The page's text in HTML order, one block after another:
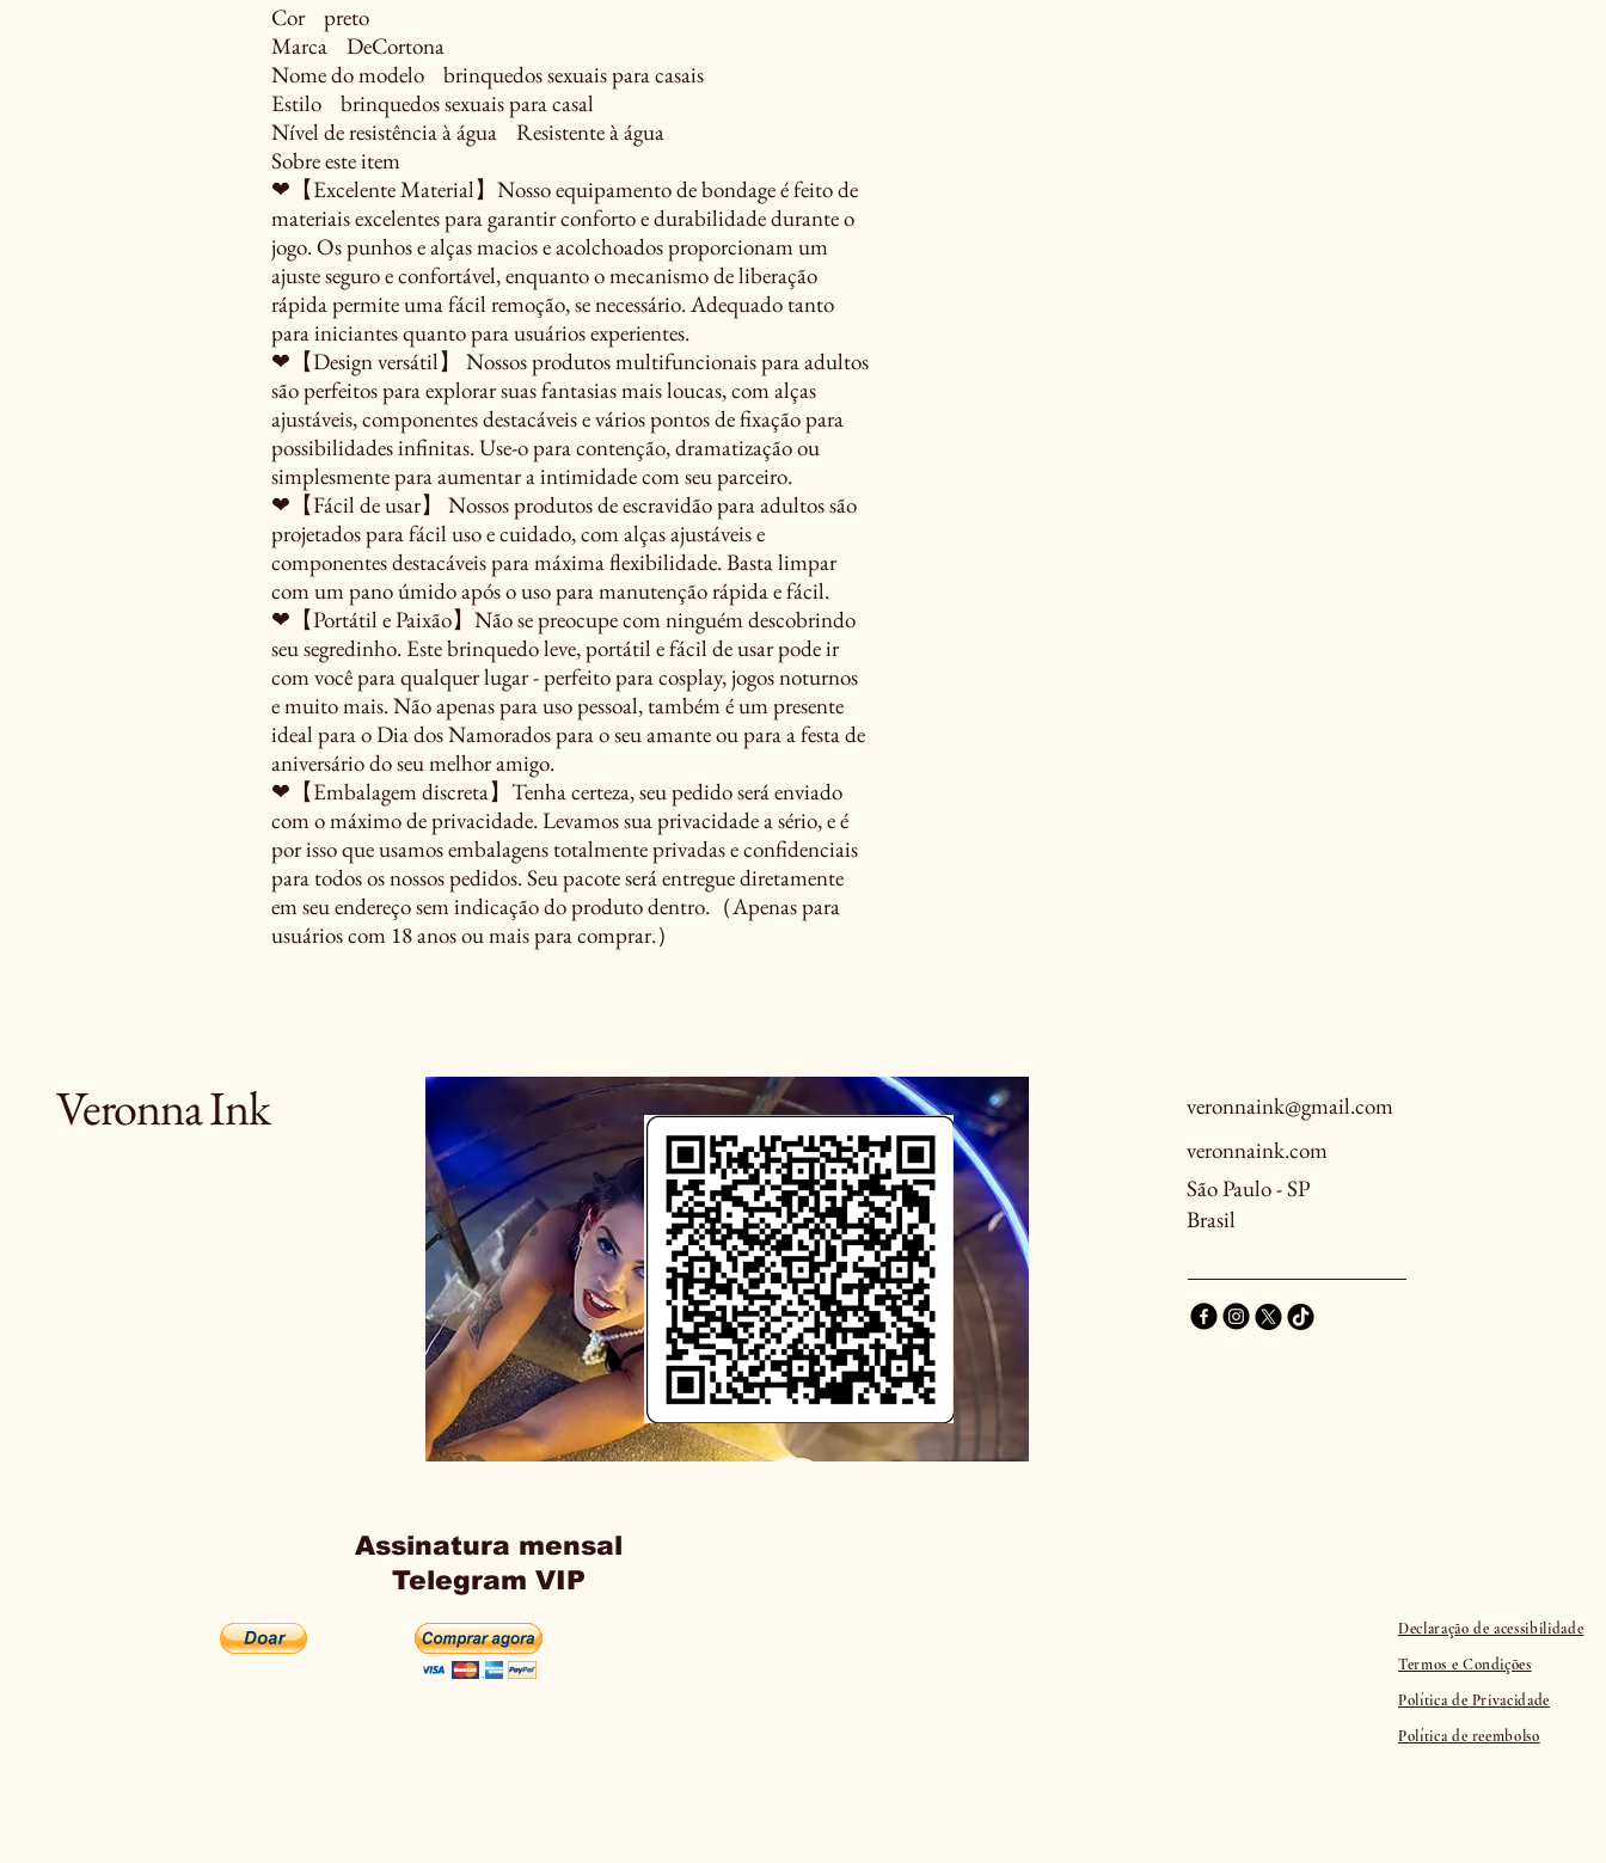
Cor preto
Marca DeCortona
Nome do modelo brinquedos sexuais para casais
Estilo brinquedos sexuais para casal
Nível de resistência à água Resistente à água
Sobre este item
❤【Excelente Material】Nosso equipamento de bondage é feito de
materiais excelentes para garantir conforto e durabilidade durante o
jogo. Os punhos e alças macios e acolchoados proporcionam um
ajuste seguro e confortável, enquanto o mecanismo de liberação
rápida permite uma fácil remoção, se necessário. Adequado tanto
para iniciantes quanto para usuários experientes.
❤【Design versátil】 Nossos produtos multifuncionais para adultos
são perfeitos para explorar suas fantasias mais loucas, com alças
ajustáveis, componentes destacáveis e vários pontos de fixação para
possibilidades infinitas. Use-o para contenção, dramatização ou
simplesmente para aumentar a intimidade com seu parceiro.
❤【Fácil de usar】 Nossos produtos de escravidão para adultos são
projetados para fácil uso e cuidado, com alças ajustáveis e
componentes destacáveis para máxima flexibilidade. Basta limpar
com um pano úmido após o uso para manutenção rápida e fácil.
❤【Portátil e Paixão】Não se preocupe com ninguém descobrindo
seu segredinho. Este brinquedo leve, portátil e fácil de usar pode ir
com você para qualquer lugar - perfeito para cosplay, jogos noturnos
e muito mais. Não apenas para uso pessoal, também é um presente
ideal para o Dia dos Namorados para o seu amante ou para a festa de
aniversário do seu melhor amigo.
❤【Embalagem discreta】Tenha certeza, seu pedido será enviado
com o máximo de privacidade. Levamos sua privacidade a sério, e é
por isso que usamos embalagens totalmente privadas e confidenciais
para todos os nossos pedidos. Seu pacote será entregue diretamente
em seu endereço sem indicação do produto dentro.（Apenas para
usuários com 18 anos ou mais para comprar.）
Veronna Ink
veronnaink@gmail.com
veronnaink.com
São Paulo - SP
Brasil
Assinatura mensal
Telegram VIP
Declaração de acessibilidade
Termos e Condições
Política de Privacidade
Política de reembolso